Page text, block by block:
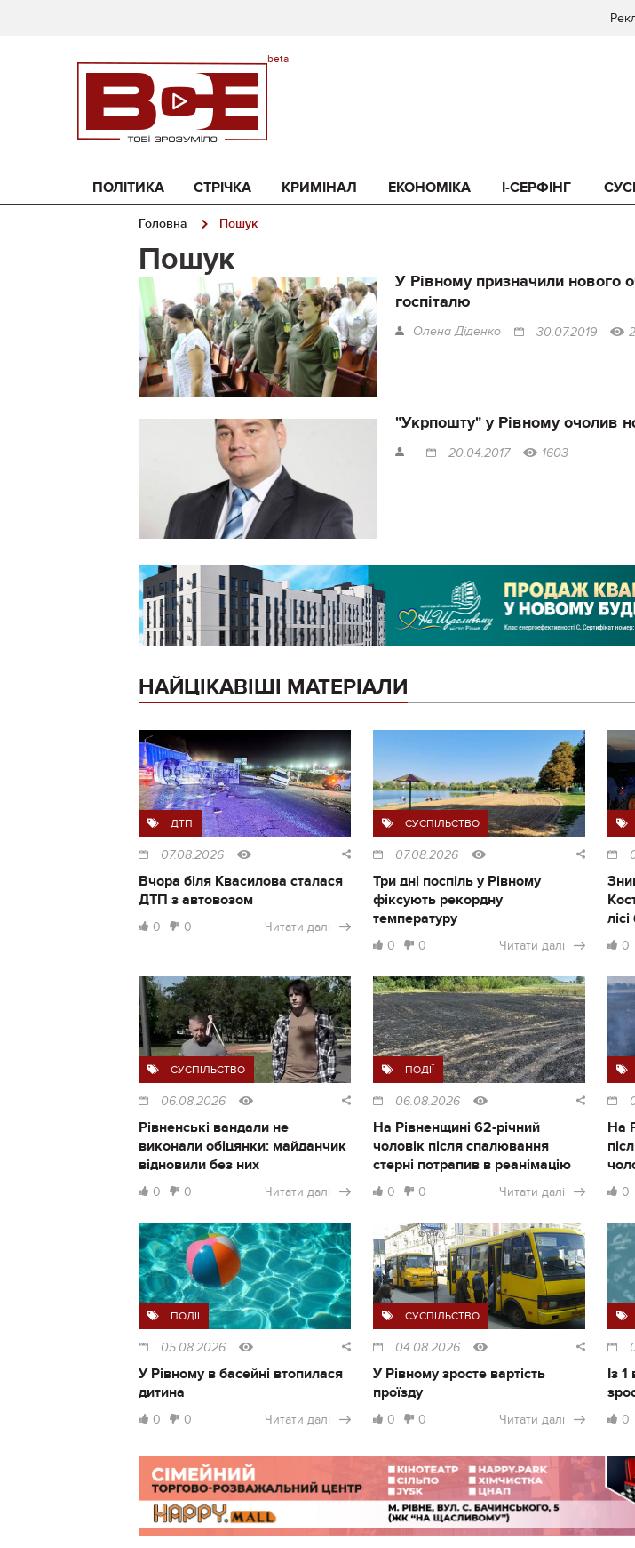
ПОЛІТИКА СТРІЧКА КРИМІНАЛ ЕКОНОМІКА I-СЕРФІНГ
Головна Пошук
Пошук
У Рівному призначили нового
госпіталю
Олена Діденко 30.07.2019
"Укрпошту" у Рівному очолив
20.04.2017 1603
НАЙЦІКАВІШІ МАТЕРІАЛИ
ДТП
07.08.2026
Вчора біля Квасилова сталася
ДТП з автовозом
0 0 Читати далі
СУСПІЛЬСТВО
07.08.2026
Три дні поспіль у Рівному
фіксують рекордну
температуру
0 0 Читати далі 0
СУСПІЛЬСТВО
06.08.2026
Рівненські вандали не
виконали обіцянки: майданчик
відновили без них
0 0 Читати далі
ПОДІЇ
06.08.2026
На Рівненщині 62-річний
чоловік після спалювання
стерні потрапив в реанімацію
0 0 Читати далі
На
0
ПОДІЇ
05.08.2026
У Рівному в басейні втопилася
дитина
0 0 Читати далі
СУСПІЛЬСТВО
04.08.2026
У Рівному зросте вартість
проїзду
0 0 Читати далі
Із
0